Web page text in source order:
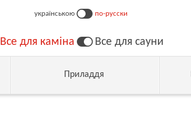
українською по-русски
Все для каміна Все для сауни
Приладдя